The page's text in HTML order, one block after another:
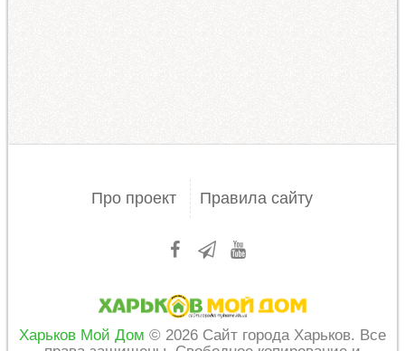
Про проект Правила сайту
Харьков Мой Дом © 2026 Сайт города Харьков. Все